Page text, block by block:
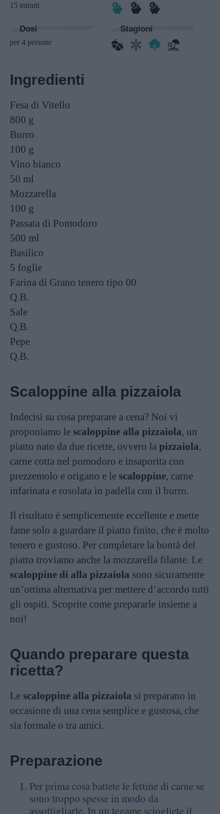
15 minuti
Dosi
per 4 persone
Stagioni
Ingredienti
Fesa di Vitello
800 g
Burro
100 g
Vino bianco
50 ml
Mozzarella
100 g
Passata di Pomodoro
500 ml
Basilico
5 foglie
Farina di Grano tenero tipo 00
Q.B.
Sale
Q.B.
Pepe
Q.B.
Scaloppine alla pizzaiola
Indecisi su cosa preparare a cena? Noi vi
proponiamo le scaloppine alla pizzaiola, un
piatto nato da due ricette, ovvero la pizzaiola,
carne cotta nel pomodoro e insaporita con
prezzemolo e origano e le scaloppine, carne
infarinata e rosolata in padella con il burro.
Il risultato è semplicemente eccellente e mette
fame solo a guardare il piatto finito, che è molto
tenero e gustoso. Per completare la bontà del
piatto troviamo anche la mozzarella filante. Le
scaloppine di alla pizzaiola sono sicuramente
un’ottima alternativa per mettere d’accordo tutti
gli ospiti. Scoprite come prepararle insieme a
noi!
Quando preparare questa
ricetta?
Le scaloppine alla pizzaiola si preparano in
occasione di una cena semplice e gustosa, che
sia formale o tra amici.
Preparazione
Per prima cosa battete le fettine di carne se
sono troppo spesse in modo da
assottigliarle. In un tegame sciogliete il